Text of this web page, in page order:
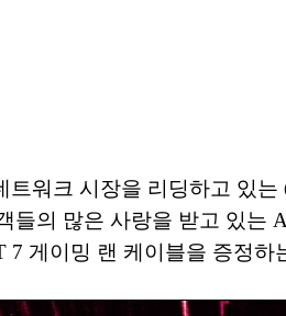
워크 시장을 리딩하고 있
의 많은 사랑을 받고 있는
7 게이밍 랜 케이블을 증정